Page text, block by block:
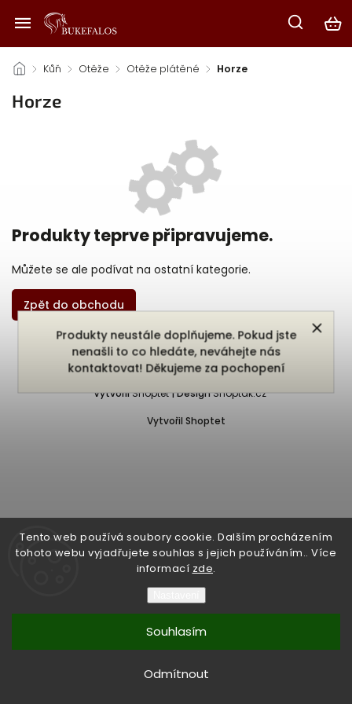
Tento web používá soubory cookie. Dalším procházením
tohoto webu vyjadřujete souhlas s jejich používáním.. Více
informací zde.
Odmítnout
Souhlasím
Produkty neustále doplňujeme. Pokud jste
nenašli to co hledáte, neváhejte nás
kontaktovat! Děkujeme za pochopení
/ Kůň / Otěže / Otěže plátěné / Horze
Horze
Produkty teprve připravujeme.
Můžete se ale podívat na ostatní kategorie.
Zpět do obchodu
Vytvořil Shoptet
Copyright 2026Bukefalos. Všechna práva vyhrazena.
Vytvořil Shoptet | Design Shoptak.cz